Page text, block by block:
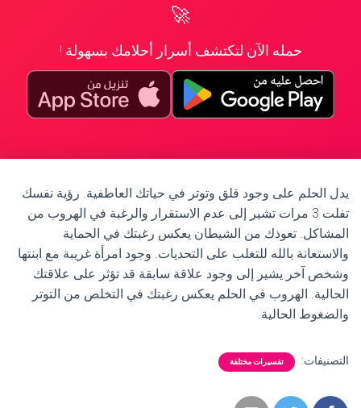
🚀
حمله الآن لتكتشف أسرار أحلامك بسهولة !
يدل الحلم على وجود قلق وتوتر في حياتك العاطفية. رؤية نفسك
تفلت 3 مرات تشير إلى عدم الاستقرار والرغبة في الهروب من
المشاكل. تعوذك من الشيطان يعكس رغبتك في الحماية
والاستعانة بالله للتغلب على التحديات. وجود امرأة غريبة مع ابنتها
وشخص آخر يشير إلى وجود علاقة سابقة قد تؤثر على علاقتك
الحالية. الهروب في الحلم يعكس رغبتك في التخلص من التوتر
والضغوط الحالية.
التصنيفات: تفسيرات مختلفة